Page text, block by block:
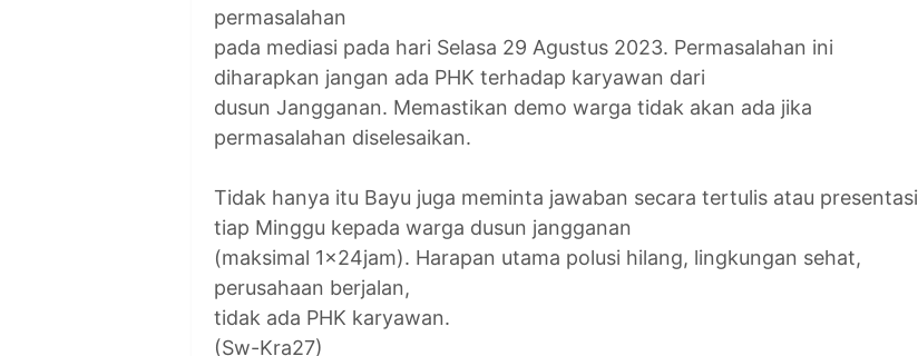
permasalahan
pada mediasi pada hari Selasa 29 Agustus 2023. Permasalahan ini
diharapkan jangan ada PHK terhadap karyawan dari
dusun Jangganan. Memastikan demo warga tidak akan ada jika
permasalahan diselesaikan.
Tidak hanya itu Bayu juga meminta jawaban secara tertulis atau presentasi
tiap Minggu kepada warga dusun jangganan
(maksimal 1x24jam). Harapan utama polusi hilang, lingkungan sehat,
perusahaan berjalan,
tidak ada PHK karyawan.
(Sw-Kra27)